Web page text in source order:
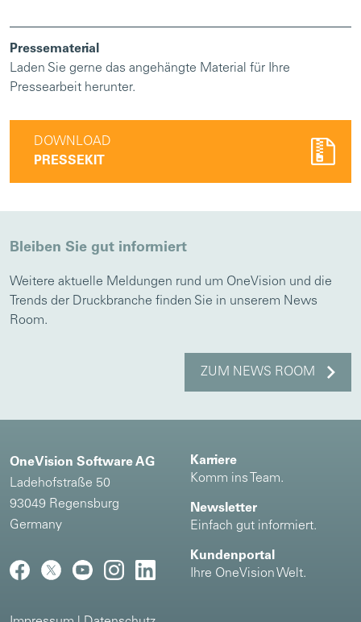
Pressematerial
Laden Sie gerne das angehängte Material für Ihre
Pressearbeit herunter.
DOWNLOAD
PRESSEKIT
Bleiben Sie gut informiert
Weitere aktuelle Meldungen rund um OneVision und die
Trends der Druckbranche finden Sie in unserem News
Room.
ZUM NEWS ROOM
OneVision Software AG
Ladehofstraße 50
93049 Regensburg
Germany
Karriere
Komm ins Team.
Newsletter
Einfach gut informiert.
Kundenportal
Ihre OneVision Welt.